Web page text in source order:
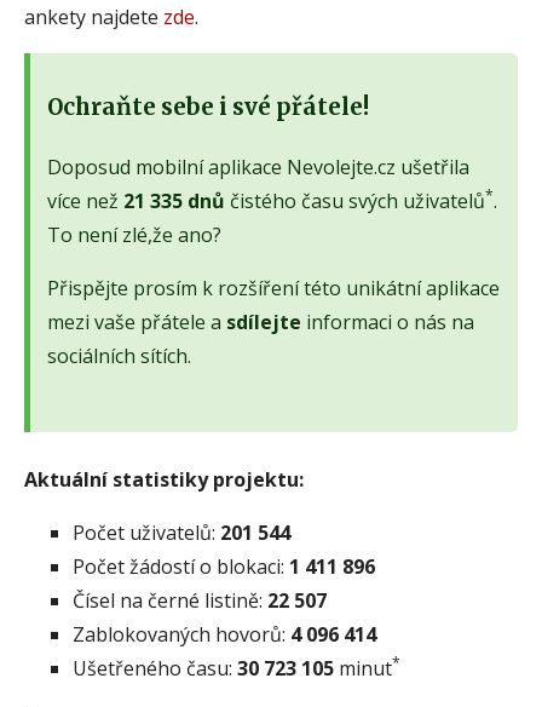
ankety najdete zde.
Ochraňte sebe i své přátele!
Doposud mobilní aplikace Nevolejte.cz ušetřila
více než 21 335 dnů čistého času svých uživatelů*.
To není zlé,že ano?
Přispějte prosím k rozšíření této unikátní aplikace
mezi vaše přátele a sdílejte informaci o nás na
sociálních sítích.
Aktuální statistiky projektu:
Počet uživatelů: 201 544
Počet žádostí o blokaci: 1 411 896
Čísel na černé listině: 22 507
Zablokovaných hovorů: 4 096 414
Ušetřeného času: 30 723 105 minut*